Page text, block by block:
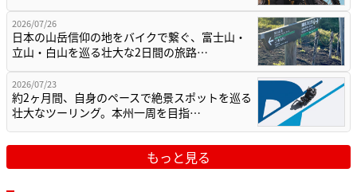
2026/07/26
日本の山岳信仰の地をバイクで繋ぐ、富士山・
立山・白山を巡る壮大な2日間の旅路…
2026/07/23
約2ヶ月間、自身のペースで絶景スポットを巡る
壮大なツーリング。本州一周を目指…
もっと見る